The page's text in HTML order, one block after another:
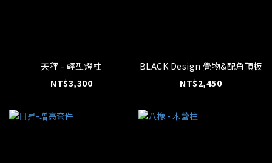
天秤 - 輕型燈柱
NT$3,300
BLACK Design 覺物&配角頂板
NT$2,450